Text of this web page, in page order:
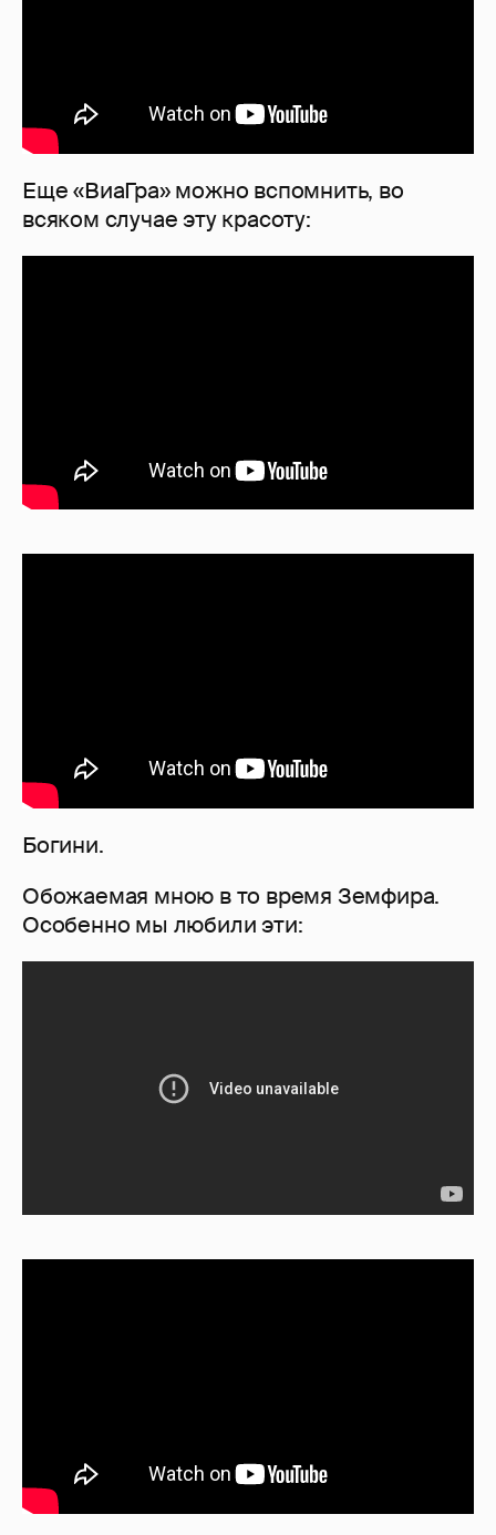
Еще «ВиаГра» можно вспомнить, во
всяком случае эту красоту:
Богини.
Обожаемая мною в то время Земфира.
Особенно мы любили эти: